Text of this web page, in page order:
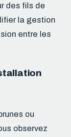
des fils de
la gestion
entre les
ou
observez